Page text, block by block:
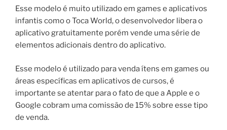
Esse modelo é muito utilizado em games e aplicativos
infantis como o Toca World, o desenvolvedor libera o
aplicativo gratuitamente porém vende uma série de
elementos adicionais dentro do aplicativo.
Esse modelo é utilizado para venda ítens em games ou
áreas específicas em aplicativos de cursos, é
importante se atentar para o fato de que a Apple e o
Google cobram uma comissão de 15% sobre esse tipo
de venda.